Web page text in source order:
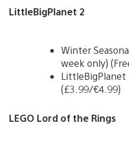
LittleBigPlanet 2
Winter
week only)
LittleBigPlanet
(£3.99/€4.99)
LEGO Lord of the Rings